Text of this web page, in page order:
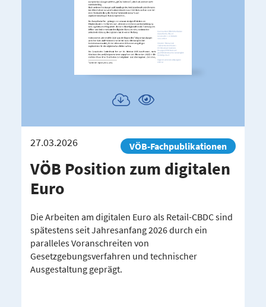
Publikation
Publikation
27.03.2026 VÖB-Fachpublikationen
VÖB Position zum digitalen
Euro
Die Arbeiten am digitalen Euro als Retail-CBDC sind
spätestens seit Jahresanfang 2026 durch ein
paralleles Voranschreiten von
Gesetzgebungsverfahren und technischer
Ausgestaltung geprägt.